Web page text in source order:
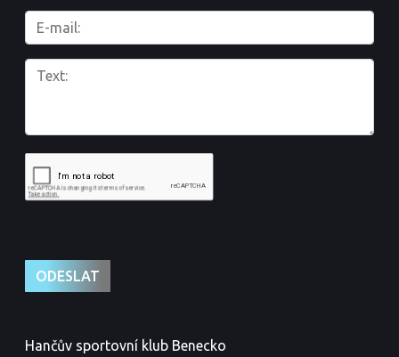
Hančův sportovní klub Benecko